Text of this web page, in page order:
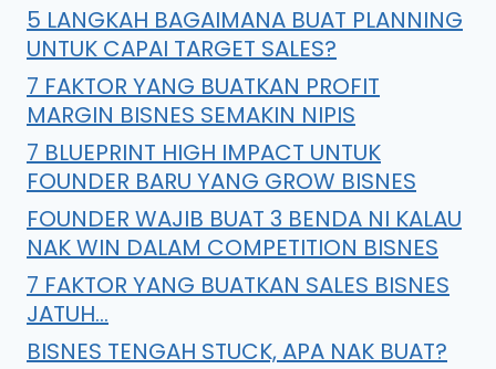
5 LANGKAH BAGAIMANA BUAT PLANNING
UNTUK CAPAI TARGET SALES?
7 FAKTOR YANG BUATKAN PROFIT
MARGIN BISNES SEMAKIN NIPIS
7 BLUEPRINT HIGH IMPACT UNTUK
FOUNDER BARU YANG GROW BISNES
FOUNDER WAJIB BUAT 3 BENDA NI KALAU
NAK WIN DALAM COMPETITION BISNES
7 FAKTOR YANG BUATKAN SALES BISNES
JATUH…
BISNES TENGAH STUCK, APA NAK BUAT?